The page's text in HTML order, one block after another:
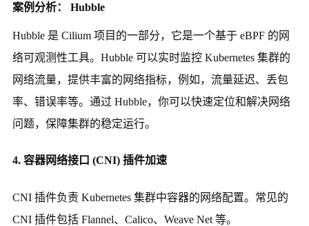
案例分析： Hubble
Hubble 是 Cilium 项目的一部分，它是一个基于 eBPF 的网
络可观测性工具。Hubble 可以实时监控 Kubernetes 集群的
网络流量，提供丰富的网络指标，例如，流量延迟、丢包
率、错误率等。通过 Hubble，你可以快速定位和解决网络
问题，保障集群的稳定运行。
4. 容器网络接口 (CNI) 插件加速
CNI 插件负责 Kubernetes 集群中容器的网络配置。常见的
CNI 插件包括 Flannel、Calico、Weave Net 等。